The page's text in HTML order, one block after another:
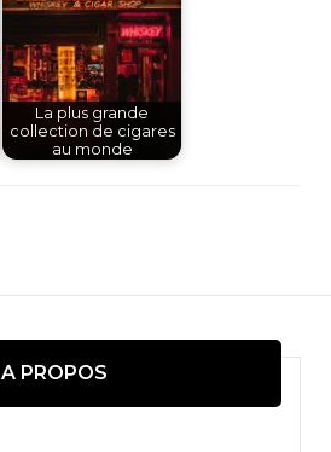
La plus grande
collection de cigares
au monde
A PROPOS